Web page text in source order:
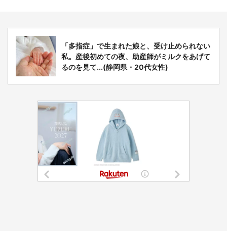
「多指症」で生まれた娘と、受け止められない
私。産後初めての夜、助産師がミルクをあげて
るのを見て...(静岡県・20代女性)